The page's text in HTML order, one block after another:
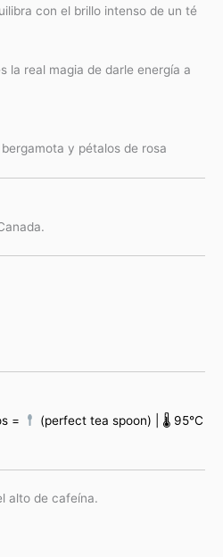
con el brillo intenso de un té
la real magia de darle energía a
y pétalos de rosa
=
(perfect tea spoon) | 🌡 95°C
alto de cafeína.